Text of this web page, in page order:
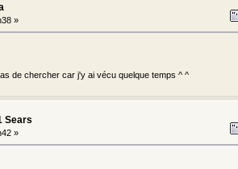
»
de chercher car j'y ai vécu quelque temps ^ ^
Sears
»